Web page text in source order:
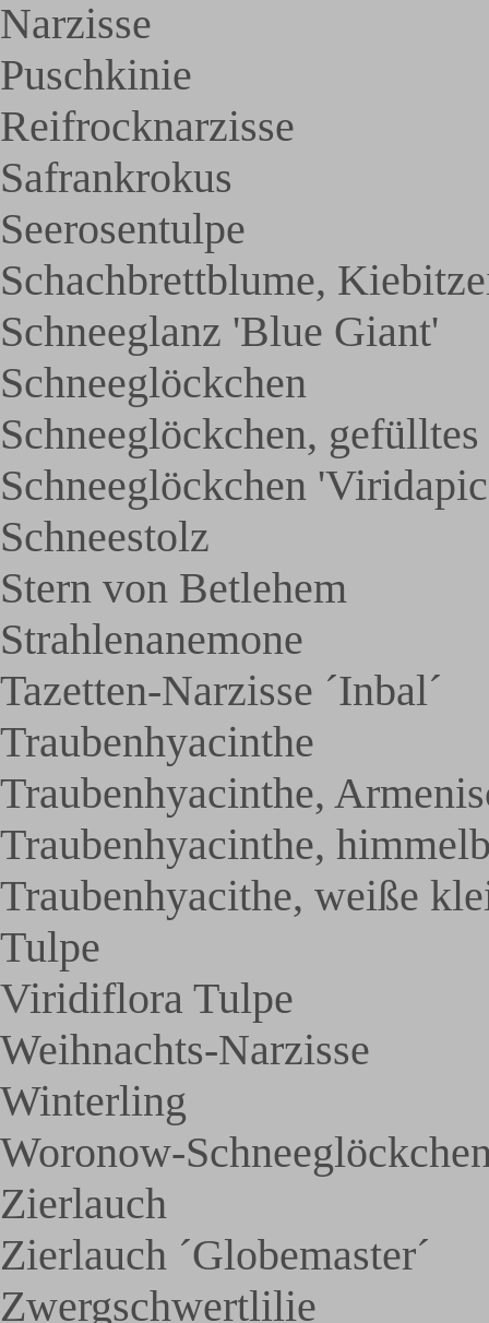
Narzisse
Puschkinie
Reifrocknarzisse
Safrankrokus
Seerosentulpe
Schachbrettblume,
Schneeglanz 'Blue Giant'
Schneeglöckchen
Schneeglöckchen, gefülltes
Schneeglöckchen
Schneestolz
Stern von Betlehem
Strahlenanemone
Tazetten-Narzisse ´Inbal´
Traubenhyacinthe
Traubenhyacinthe,
Traubenhyacinthe,
Traubenhyacithe, weiße
Tulpe
Viridiflora Tulpe
Weihnachts-Narzisse
Winterling
Woronow-
Zierlauch
Zierlauch ´Globemaster´
Zwergschwertlilie